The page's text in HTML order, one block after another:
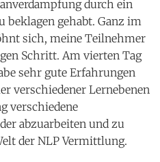
durch ein
beklagen gehabt. Ganz im
sich, meine Teilnehmer
Schritt. Am vierten Tag
sehr gute Erfahrungen
verschiedener Lernebenen
verschiedene
abzuarbeiten und zu
der NLP Vermittlung.